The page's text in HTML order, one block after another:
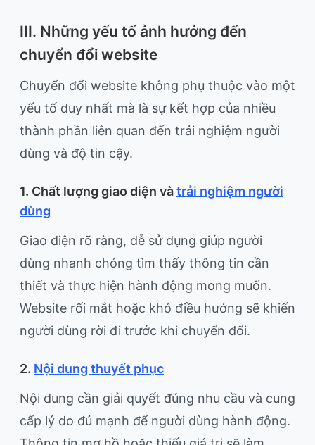
III. Những yếu tố ảnh hưởng đến
chuyển đổi website
Chuyển đổi website không phụ thuộc vào một
yếu tố duy nhất mà là sự kết hợp của nhiều
thành phần liên quan đến trải nghiệm người
dùng và độ tin cậy.
1. Chất lượng giao diện vàtrải nghiệm người
dùng
Giao diện rõ ràng, dễ sử dụng giúp người
dùng nhanh chóng tìm thấy thông tin cần
thiết và thực hiện hành động mong muốn.
Website rối mắt hoặc khó điều hướng sẽ khiến
người dùng rời đi trước khi chuyển đổi.
2. Nội dung thuyết phục
Nội dung cần giải quyết đúng nhu cầu và cung
cấp lý do đủ mạnh để người dùng hành động.